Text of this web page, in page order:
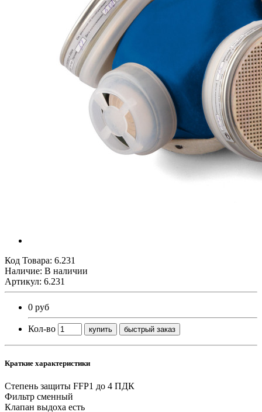
Код Товара: 6.231
Наличие: В наличии
Артикул: 6.231
0 руб
Кол-во купить быстрый заказ
Краткие характеристики
Степень защиты FFP1 до 4 ПДК
Фильтр сменный
Клапан выдоха есть